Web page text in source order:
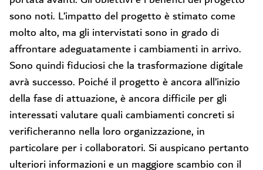
sono noti. L’impatto del progetto è stimato come
molto alto, ma gli intervistati sono in grado di
affrontare adeguatamente i cambiamenti in arrivo.
Sono quindi fiduciosi che la trasformazione digitale
avrà successo. Poiché il progetto è ancora all’inizio
della fase di attuazione, è ancora difficile per gli
interessati valutare quali cambiamenti concreti si
verificheranno nella loro organizzazione, in
particolare per i collaboratori. Si auspicano pertanto
ulteriori informazioni e un maggiore scambio con il